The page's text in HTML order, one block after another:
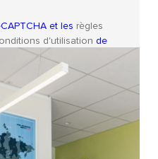
et les règles
d'utilisation de